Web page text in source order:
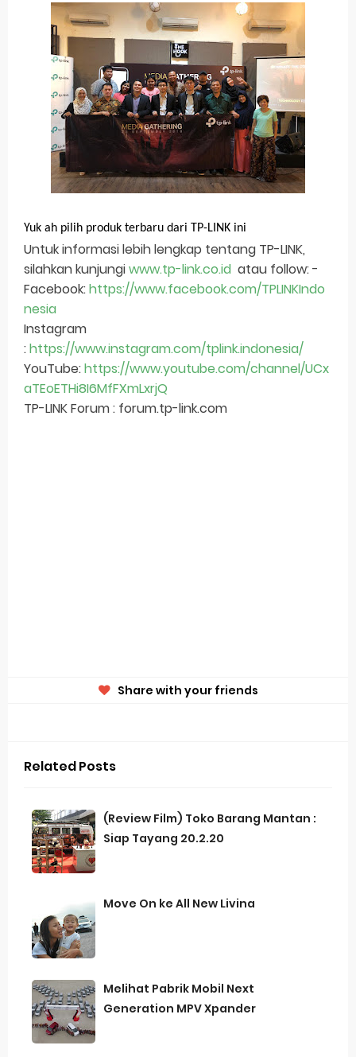
Yuk ah pilih produk terbaru dari TP-LINK ini
Untuk informasi lebih lengkap tentang TP-LINK,
silahkan kunjungiwww.tp-link.co.id atau follow: -
Facebook:https://www.facebook.com/TPLINKIndo
nesia
Instagram
:https://www.instagram.com/tplink.indonesia/
YouTube:https://www.youtube.com/channel/UCx
aTEoETHi8I6MfFXmLxrjQ
TP-LINK Forum : forum.tp-link.com
Share with your friends
Related Posts
(Review Film) Toko Barang Mantan :
Siap Tayang 20.2.20
Move On ke All New Livina
Melihat Pabrik Mobil Next
Generation MPV Xpander